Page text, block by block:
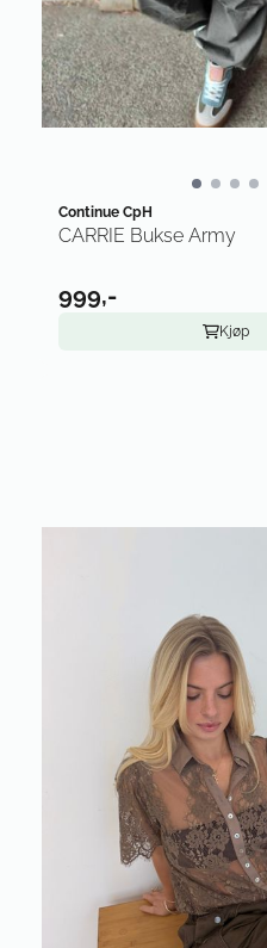
Continue CpH
CARRIE Bukse Army
999,-
Kjøp